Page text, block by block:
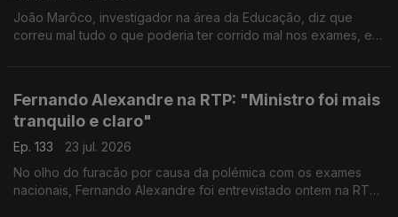
João Marôco, investigador na área da Educação, diz que
correu mal tudo o que poderia ter corrido mal nos exames, e
Fernando Alexandre na RTP: "Ministro foi mais
tranquilo e claro"
Ep. 133
23 jul. 2026
No olho do furacão por causa da polémica com os exames
nacionais, Fernando Alexandre foi entrevistado ontem na RTP.